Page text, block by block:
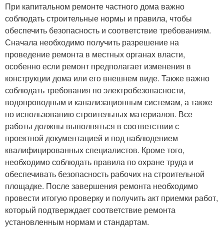
При капитальном ремонте частного дома важно
соблюдать строительные нормы и правила, чтобы
обеспечить безопасность и соответствие требованиям.
Сначала необходимо получить разрешение на
проведение ремонта в местных органах власти,
особенно если ремонт предполагает изменения в
конструкции дома или его внешнем виде. Также важно
соблюдать требования по электробезопасности,
водопроводным и канализационным системам, а также
по использованию строительных материалов. Все
работы должны выполняться в соответствии с
проектной документацией и под наблюдением
квалифицированных специалистов. Кроме того,
необходимо соблюдать правила по охране труда и
обеспечивать безопасность рабочих на строительной
площадке. После завершения ремонта необходимо
провести итогую проверку и получить акт приемки работ,
который подтверждает соответствие ремонта
установленным нормам и стандартам.